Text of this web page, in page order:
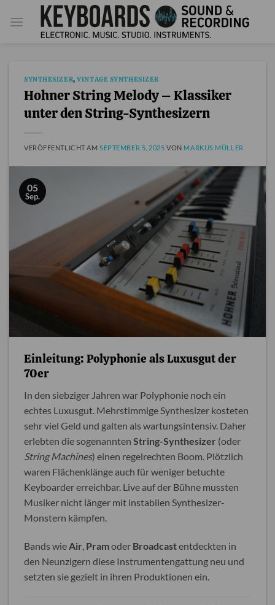
Inhalt
SYNTHESIZER,VINTAGE SYNTHESIZER
Hohner String Melody – Klassiker
unter den String-Synthesizern
VERÖFFENTLICHT AMSEPTEMBER 5, 2025 VON MARKUS MÜLLER
05
Sep.
Einleitung: Polyphonie als Luxusgut der
70er
In den siebziger Jahren war Polyphonie noch ein
echtes Luxusgut. Mehrstimmige Synthesizer kosteten
sehr viel Geld und galten als wartungsintensiv. Daher
erlebten die sogenannten String-Synthesizer (oder
String Machines) einen regelrechten Boom. Plötzlich
waren Flächenklänge auch für weniger betuchte
Keyboarder erreichbar. Live auf der Bühne mussten
Musiker nicht länger mit instabilen Synthesizer-
Monstern kämpfen.
Bands wie Air Pramoder Broadcastentdeckten in
den Neunzigern diese Instrumentengattung neu und
setzten sie gezielt in ihren Produktionen ein.